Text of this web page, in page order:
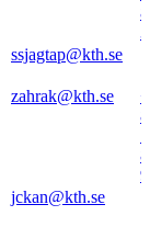
ssjagtap@kth.se
zahrak@kth.se
8
jckan@kth.se